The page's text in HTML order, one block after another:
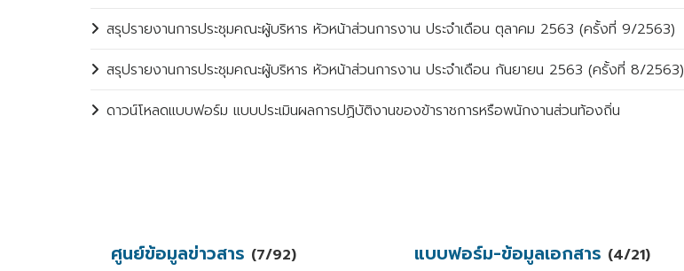
สรุปรายงานการประชุมคณะผู้บริหาร หัวหน้าส่วนการงาน ประจำเดือน ตุลาคม 2563 (ครั้งที่ 9/2563)
สรุปรายงานการประชุมคณะผู้บริหาร หัวหน้าส่วนการงาน ประจำเดือน กันยายน 2563 (ครั้งที่ 8/2563)
ดาวน์โหลดแบบฟอร์ม แบบประเมินผลการปฏิบัติงานของข้าราชการหรือพนักงานส่วนท้องถิ่น
ศูนย์ข้อมูลข่าวสาร (7/92) แบบฟอร์ม-ข้อมูลเอกสาร (4/21)